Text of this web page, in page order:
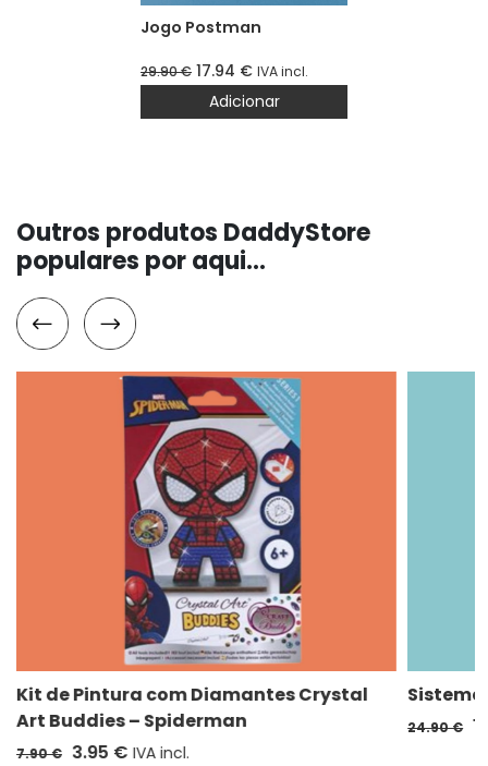
Jogo Postman
29.90€ 17.94 € IVA incl.
Adicionar
Outros produtos DaddyStore
populares por aqui...
Kit de Pintura com Diamantes Crystal
Art Buddies – Spiderman
7.90 € 3.95 € IVA incl.
24.90 €